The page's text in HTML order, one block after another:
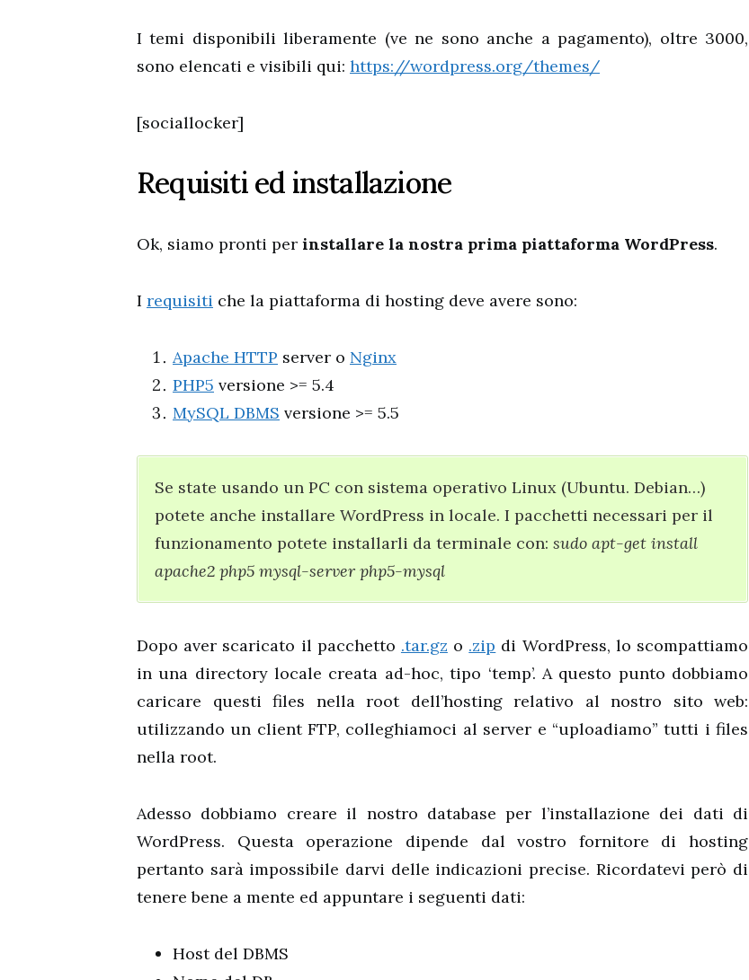
I temi disponibili liberamente (ve ne sono anche a pagamento), oltre 3000,
sono elencati e visibili qui: https://wordpress.org/themes/
[sociallocker]
Requisiti ed installazione
Ok, siamo pronti per installare la nostra prima piattaforma WordPress.
I requisiti che la piattaforma di hosting deve avere sono:
Apache HTTP server o Nginx
PHP5 versione >= 5.4
MySQL DBMS versione >= 5.5
Se state usando un PC con sistema operativo Linux (Ubuntu. Debian…)
potete anche installare WordPress in locale. I pacchetti necessari per il
funzionamento potete installarli da terminale con: sudo apt-get install
apache2 php5 mysql-server php5-mysql
Dopo aver scaricato il pacchetto .tar.gz o .zip di WordPress, lo scompattiamo
in una directory locale creata ad-hoc, tipo ‘temp’. A questo punto dobbiamo
caricare questi files nella root dell’hosting relativo al nostro sito web:
utilizzando un client FTP, colleghiamoci al server e “uploadiamo” tutti i files
nella root.
Adesso dobbiamo creare il nostro database per l’installazione dei dati di
WordPress. Questa operazione dipende dal vostro fornitore di hosting
pertanto sarà impossibile darvi delle indicazioni precise. Ricordatevi però di
tenere bene a mente ed appuntare i seguenti dati:
Host del DBMS